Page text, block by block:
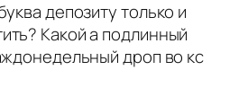
депозиту только и
Какой а подлинный
дроп во кс